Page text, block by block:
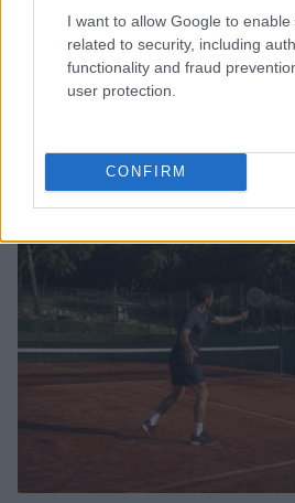
I want to allow Google to enable
related to security, including
functionality and fraud
user protection.
CONFIRM
Ilaria Mauri · 7 Ago 2026
ALTRI SPORT